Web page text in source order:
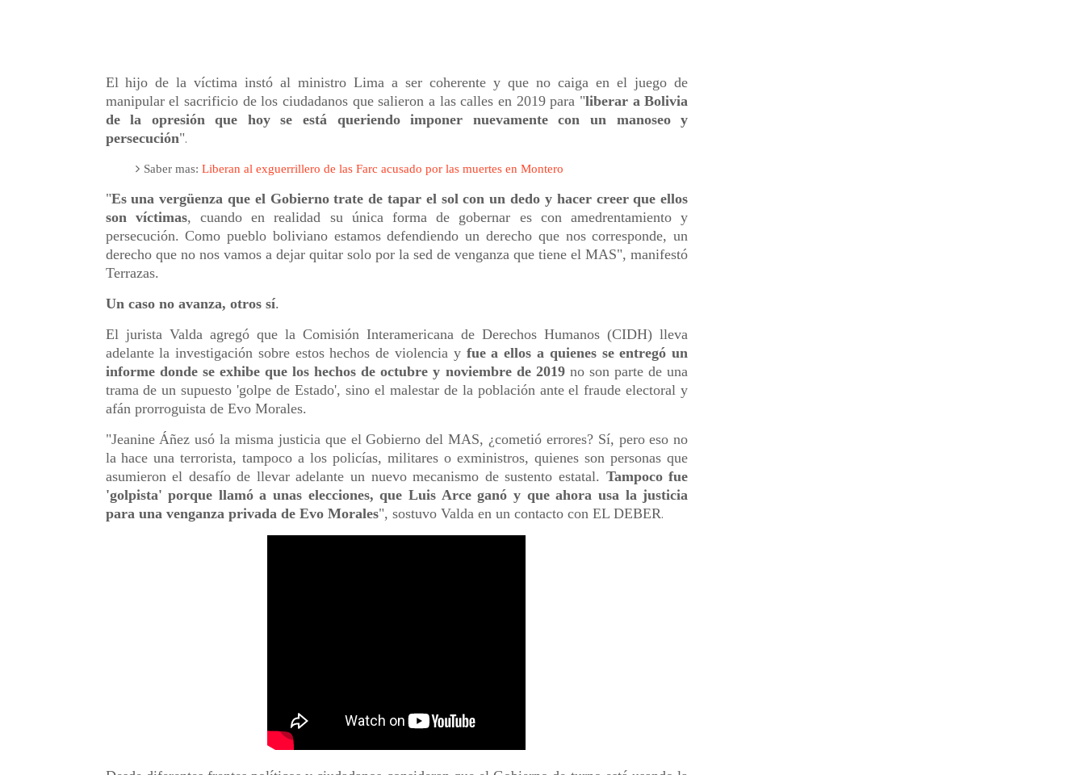
El hijo de la víctima instó al ministro Lima a ser coherente y que no caiga en el juego de
manipular el sacrificio de los ciudadanos que salieron a las calles en 2019 para "liberar a Bolivia
de la opresión que hoy se está queriendo imponer nuevamente con un manoseo y
persecución".
Saber mas: Liberan al exguerrillero de las Farc acusado por las muertes en Montero
"Es una vergüenza que el Gobierno trate de tapar el sol con un dedo y hacer creer que ellos
son víctimas, cuando en realidad su única forma de gobernar es con amedrentamiento y
persecución. Como pueblo boliviano estamos defendiendo un derecho que nos corresponde, un
derecho que no nos vamos a dejar quitar solo por la sed de venganza que tiene el MAS", manifestó
Terrazas.
Un caso no avanza, otros sí.
El jurista Valda agregó que la Comisión Interamericana de Derechos Humanos (CIDH) lleva
adelante la investigación sobre estos hechos de violencia y fue a ellos a quienes se entregó un
informe donde se exhibe que los hechos de octubre y noviembre de 2019no son parte de una
trama de un supuesto 'golpe de Estado', sino el malestar de la población ante el fraude electoral y
afán prorroguista de Evo Morales.
"Jeanine Áñez usó la misma justicia que el Gobierno del MAS, ¿cometió errores? Sí, pero eso no
la hace una terrorista, tampoco a los policías, militares o exministros, quienes son personas que
asumieron el desafío de llevar adelante un nuevo mecanismo de sustento estatal. Tampoco fue
'golpista' porque llamó a unas elecciones, que Luis Arce ganó y que ahora usa la justicia
para una venganza privada de Evo Morales", sostuvo Valda en un contacto con EL DEBER.